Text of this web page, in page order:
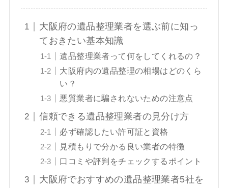
大阪府の遺品整理業者を選ぶ前に知っ
ておきたい基本知識
遺品整理業者って何をしてくれるの？
大阪府内の遺品整理の相場はどのくら
い？
悪質業者に騙されないための注意点
信頼できる遺品整理業者の見分け方
必ず確認したい許可証と資格
見積もりで分かる良い業者の特徴
口コミや評判をチェックするポイント
大阪府でおすすめの遺品整理業者5社を